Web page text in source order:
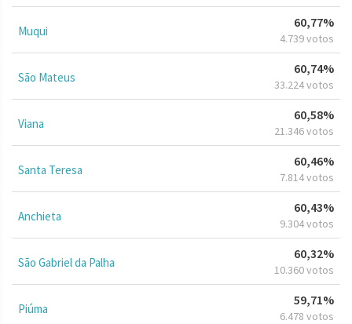
Muqui
60,77%
4.739 votos
São Mateus
60,74%
33.224 votos
Viana
60,58%
21.346 votos
Santa Teresa
60,46%
7.814 votos
Anchieta
60,43%
9.304 votos
São Gabriel da Palha
60,32%
10.360 votos
Piúma
59,71%
6.478 votos